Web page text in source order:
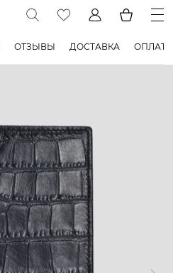
ОТЗЫВЫ ДОСТАВКА ОПЛАТА